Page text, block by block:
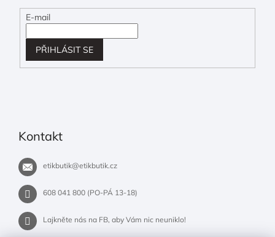
E-mail
PŘIHLÁSIT SE
Kontakt
etikbutik@etikbutik.cz
608 041 800 (PO-PÁ 13-18)
Lajkněte nás na FB, aby Vám nic neuniklo!